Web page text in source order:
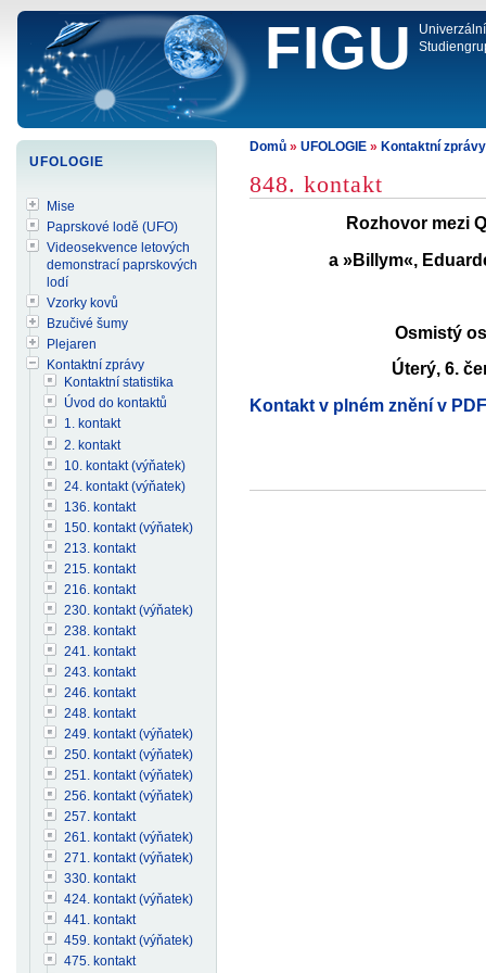
FIGU
Domů » UFOLOGIE » Kontaktní zprávy
848. kontakt
Rozhovor mezi
a »Billym«,
Osmistý
Úterý, 6.
Kontakt v plném znění v PDF
UFOLOGIE
Mise
Paprskové lodě (UFO)
Videosekvence letových
demonstrací paprskových
lodí
Vzorky kovů
Bzučivé šumy
Plejaren
Kontaktní zprávy
Kontaktní statistika
Úvod do kontaktů
1. kontakt
2. kontakt
10. kontakt (výňatek)
24. kontakt (výňatek)
136. kontakt
150. kontakt (výňatek)
213. kontakt
215. kontakt
216. kontakt
230. kontakt (výňatek)
238. kontakt
241. kontakt
243. kontakt
246. kontakt
248. kontakt
249. kontakt (výňatek)
250. kontakt (výňatek)
251. kontakt (výňatek)
256. kontakt (výňatek)
257. kontakt
261. kontakt (výňatek)
271. kontakt (výňatek)
330. kontakt
424. kontakt (výňatek)
441. kontakt
459. kontakt (výňatek)
475. kontakt